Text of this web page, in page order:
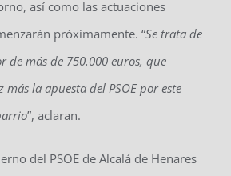
así como las actuaciones
próximamente. “Se trata de
de más de 750.000 euros, que
la apuesta del PSOE por este
”, aclaran.
del PSOE de Alcalá de Henares